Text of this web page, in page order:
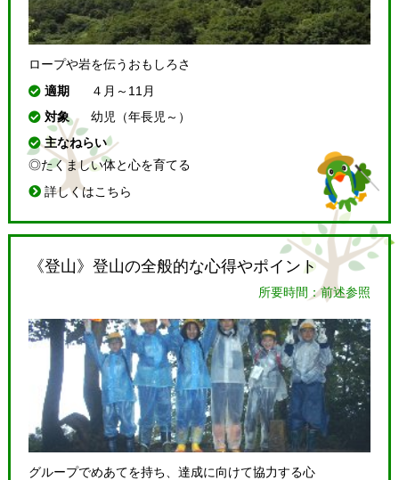
ロープや岩を伝うおもしろさ
適期
４月～11月
対象
幼児（年長児～）
主なねらい
◎たくましい体と心を育てる
詳しくはこちら
《登山》登山の全般的な心得やポイント
所要時間：前述参照
グループでめあてを持ち、達成に向けて協力する心